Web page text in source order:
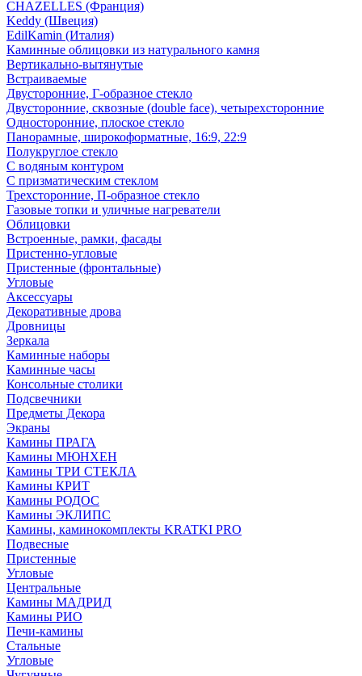
CHAZELLES (Франция)
Keddy (Швеция)
EdilKamin (Италия)
Каминные облицовки из натурального камня
Вертикально-вытянутые
Встраиваемые
Двусторонние, Г-образное стекло
Двусторонние, сквозные (double face), четырехсторонние
Односторонние, плоское стекло
Панорамные, широкоформатные, 16:9, 22:9
Полукруглое стекло
С водяным контуром
С призматическим стеклом
Трехсторонние, П-образное стекло
Газовые топки и уличные нагреватели
Облицовки
Встроенные, рамки, фасады
Пристенно-угловые
Пристенные (фронтальные)
Угловые
Аксессуары
Декоративные дрова
Дровницы
Зеркала
Каминные наборы
Каминные часы
Консольные столики
Подсвечники
Предметы Декора
Экраны
Камины ПРАГА
Камины МЮНХЕН
Камины ТРИ СТЕКЛА
Камины КРИТ
Камины РОДОС
Камины ЭКЛИПС
Камины, каминокомплекты KRATKI PRO
Подвесные
Пристенные
Угловые
Центральные
Камины МАДРИД
Камины РИО
Печи-камины
Стальные
Угловые